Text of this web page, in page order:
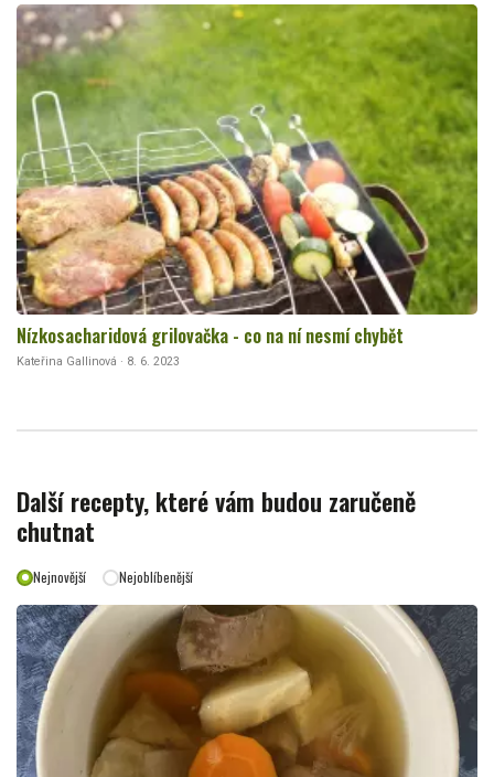
Nízkosacharidová grilovačka - co na ní nesmí chybět
Kateřina Gallinová · 8. 6. 2023
Další recepty, které vám budou zaručeně
chutnat
Nejnovější Nejoblíbenější